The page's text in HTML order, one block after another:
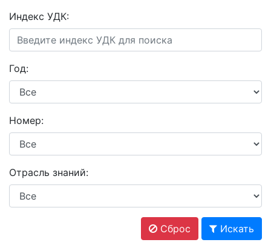
Индекс УДК:
Год:
Номер:
Отрасль знаний:
Сброс Искать